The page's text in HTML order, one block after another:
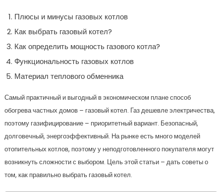
Плюсы и минусы газовых котлов
Как выбрать газовый котел?
Как определить мощность газового котла?
Функциональность газовых котлов
Материал теплового обменника
Самый практичный и выгодный в экономическом плане способ
обогрева частных домов – газовый котел. Газ дешевле электричества,
поэтому газифицирование – приоритетный вариант. Безопасный,
долговечный, энергоэффективный. На рынке есть много моделей
отопительных котлов, поэтому у неподготовленного покупателя могут
возникнуть сложности с выбором. Цель этой статьи – дать советы о
том, как правильно выбрать газовый котел.